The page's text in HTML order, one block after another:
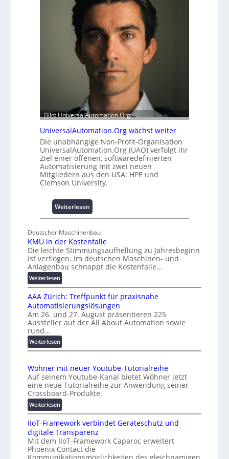
e
t
s
t
a
b
a
u
h
e
m
m
n
i
s
e
c
h
a
f
e
n
m
d
u
l
e
2
u
d
4
0
A
Bild: UniversalAutomation.Org
UniversalAutomation.Org wächst weiter
Die unabhängige Non-Profit-Organisation
UniversalAutomation.Org (UAO) verfolgt ihr
Ziel einer offenen, softwaredefinierten
Automatisierung mit zwei neuen
Mitgliedern aus den USA: HPE und
Clemson University.
Weiterlesen
U
i
v
e
r
l
A
u
t
a
i
o
n
r
g
w
ä
Deutscher Maschinenbau
KMU in der Kostenfalle
Die leichte Stimmungsaufhellung zu Jahresbeginn
ist verflogen. Im deutschen Maschinen- und
Anlagenbau schnappt die Kostenfalle…
Weiterlesen:
K
M
U
i
n
e
r
o
s
t
e
n
f
a
l
l
e
AAA Zürich: Treffpunkt für praxisnahe
Automatisierungslösungen
Am 26. und 27. August präsentieren 225
Aussteller auf der All About Automation sowie
rund…
Weiterlesen:
A
A
Z
ü
r
i
c
h
:
T
r
Wöhner mit neuer Youtube-Tutorialreihe
Auf seinem Youtube-Kanal bietet Wöhner jetzt
eine neue Tutorialreihe zur Anwendung seiner
Crossboard-Produkte.
Weiterlesen:
W
ö
h
n
e
IIoT-Framework verbindet Geräteschutz und
digitale Transparenz
Mit dem IIoT-Framework Caparoc erweitert
Phoenix Contact die
Kommunikationsmöglichkeiten des gleichnamigen